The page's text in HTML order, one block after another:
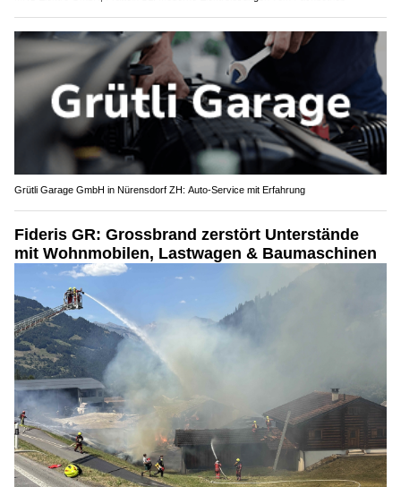
Grütli Garage GmbH in Nürensdorf ZH: Auto-Service mit Erfahrung
Fideris GR: Grossbrand zerstört Unterstände
mit Wohnmobilen, Lastwagen & Baumaschinen